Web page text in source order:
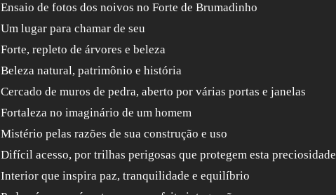
Ensaio de fotos dos noivos no Forte de Brumadinho
Um lugar para chamar de seu
Forte, repleto de árvores e beleza
Beleza natural, patrimônio e história
Cercado de muros de pedra, aberto por várias portas e janelas
Fortaleza no imaginário de um homem
Mistério pelas razões de sua construção e uso
Difícil acesso, por trilhas perigosas que protegem esta preciosidade
Interior que inspira paz, tranquilidade e equilíbrio